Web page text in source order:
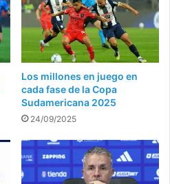
Los millones en juego en
cada fase de la Copa
Sudamericana 2025
24/09/2025